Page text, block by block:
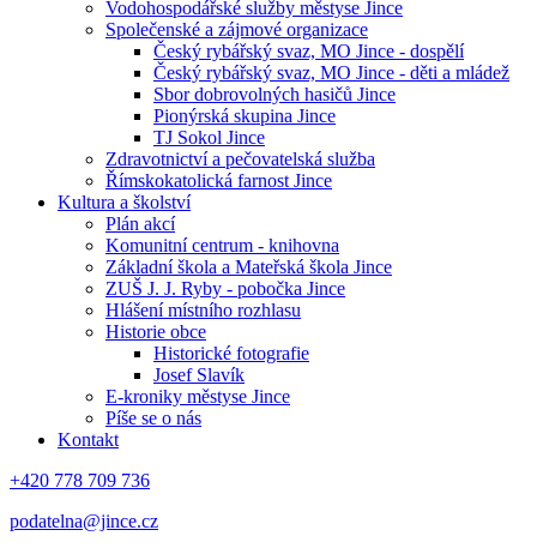
Vodohospodářské služby městyse Jince
Společenské a zájmové organizace
Český rybářský svaz, MO Jince - dospělí
Český rybářský svaz, MO Jince - děti a mládež
Sbor dobrovolných hasičů Jince
Pionýrská skupina Jince
TJ Sokol Jince
Zdravotnictví a pečovatelská služba
Římskokatolická farnost Jince
Kultura a školství
Plán akcí
Komunitní centrum - knihovna
Základní škola a Mateřská škola Jince
ZUŠ J. J. Ryby - pobočka Jince
Hlášení místního rozhlasu
Historie obce
Historické fotografie
Josef Slavík
E-kroniky městyse Jince
Píše se o nás
Kontakt
+420 778 709 736
podatelna@jince.cz